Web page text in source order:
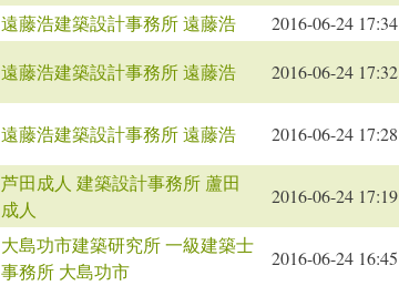
遠藤浩建築設計事務所 遠藤浩
2016-06-24 17:34
遠藤浩建築設計事務所 遠藤浩 2016-06-24 17:32
遠藤浩建築設計事務所 遠藤浩 2016-06-24 17:28
芦田成人 建築設計事務所 蘆田
成人
2016-06-24 17:19
大島功市建築研究所 一級建築士
事務所 大島功市
2016-06-24 16:45